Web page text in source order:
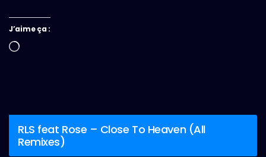
J’aime ça :
Chargement…
RLS feat Rose – Close To Heaven (All
Remixes)